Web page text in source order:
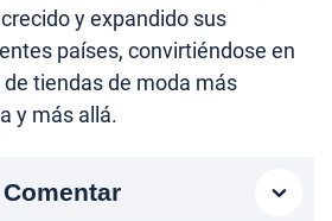
y expandido sus
países, convirtiéndose en
tiendas de moda más
y más allá.
Comentar